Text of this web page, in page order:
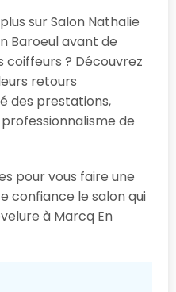
sur Salon Nathalie
Baroeul avant de
coiffeurs ? Découvrez
retours
des prestations,
de
pour vous faire une
confiance le salon qui
à Marcq En